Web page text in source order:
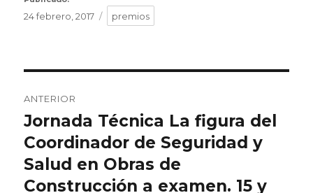
24 febrero, 2017 Etiquetas
premios
de
entradas
ANTERIOR
Entrada
anterior:
Jornada Técnica La figura del
Coordinador de Seguridad y
Salud en Obras de
Construcción a examen. 15 y